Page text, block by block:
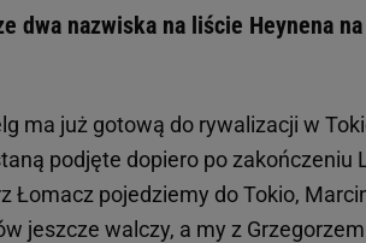
dwa nazwiska na liście Heynena
ma już gotową do rywalizacji w
podjęte dopiero po zakończeniu
Łomacz pojedziemy do Tokio,
jeszcze walczy, a my z